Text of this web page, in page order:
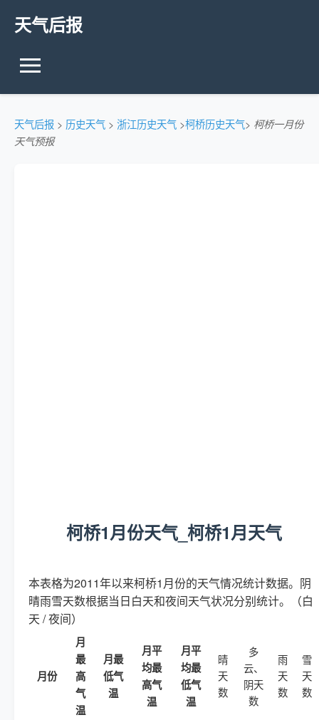
天气后报
天气后报 > 历史天气 > 浙江历史天气 >柯桥历史天气> 柯桥一月份
天气预报
柯桥1月份天气_柯桥1月天气
本表格为2011年以来柯桥1月份的天气情况统计数据。阴
晴雨雪天数根据当日白天和夜间天气状况分别统计。（白
天 / 夜间）
月份
月
最
高
气
温
月最
低气
温
月平
均最
高气
温
月平
均最
低气
温
晴
天
数
多
云、
阴天
数
雨
天
数
雪
天
数